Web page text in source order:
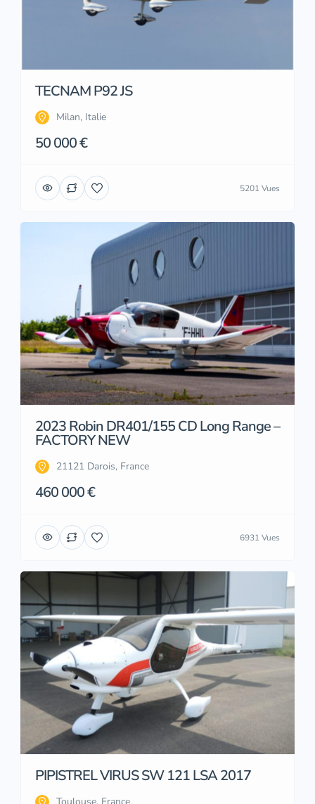
TECNAM P92 JS
Milan, Italie
50 000 €
5201 Vues
2023 Robin DR401/155 CD Long Range –
FACTORY NEW
21121 Darois, France
460 000 €
6931 Vues
PIPISTREL VIRUS SW 121 LSA 2017